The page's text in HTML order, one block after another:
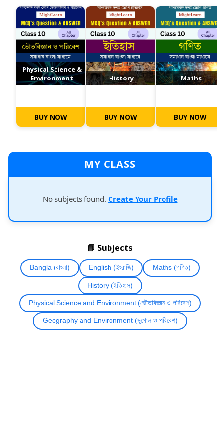
Physical Science &
Environment
BUY NOW
History
BUY NOW
Maths
BUY NOW
MY CLASS
No subjects found. Create Your Profile
📘 Subjects
Bangla (বাংলা) English (ইংরাজি) Maths (গণিত)
History (ইতিহাস)
Physical Science and Environment (ভৌতবিজ্ঞান ও পরিবেশ)
Geography and Environment (ভূগোল ও পরিবেশ)